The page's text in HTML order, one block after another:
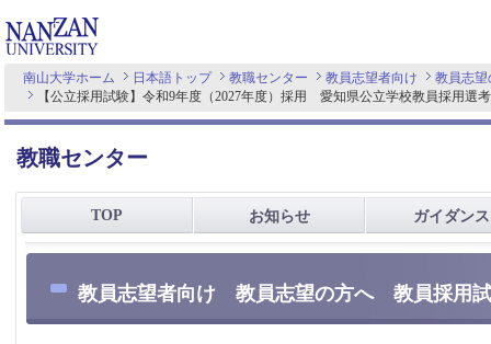
南山大学ホーム 日本語トップ 教職センター 教員志望者向け
教員志望
【公立採用試験】令和9年度（2027年度）採用 愛知県公立学校教員採用選
教職センター
TOP お知らせ ガイダンス
教員志望者向け 教員志望の方へ 教員採用